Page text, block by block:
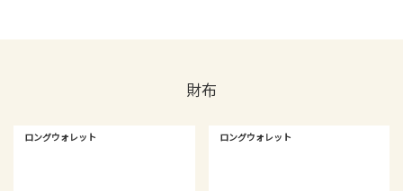
財布
ロングウォレット ロングウォレット